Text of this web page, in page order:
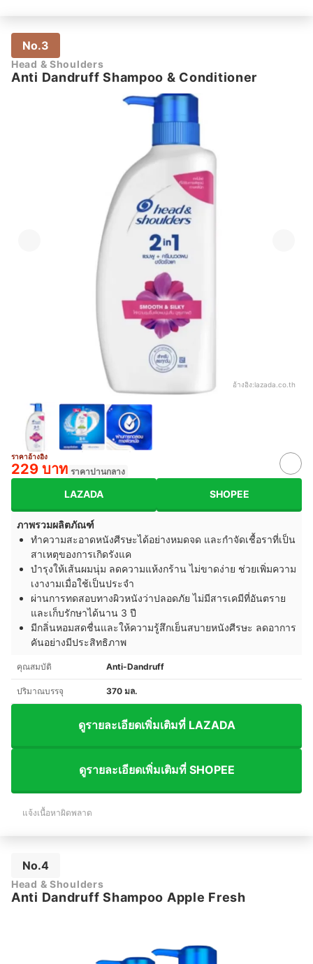
No.3
Head & Shoulders
Anti Dandruff Shampoo & Conditioner
อ้างอิง:lazada.co.th
ราคาอ้างอิง
229 บาท ราคาปานกลาง
LAZADA SHOPEE
ภาพรวมผลิตภัณฑ์
ทำความสะอาดหนังศีรษะได้อย่างหมดจด และกำจัดเชื้อราที่เป็น
สาเหตุของการเกิดรังแค
บำรุงให้เส้นผมนุ่ม ลดความแห้งกร้าน ไม่ขาดง่าย ช่วยเพิ่มความ
เงางามเมื่อใช้เป็นประจำ
ผ่านการทดสอบทางผิวหนังว่าปลอดภัย ไม่มีสารเคมีที่อันตราย
และเก็บรักษาได้นาน 3 ปี
มีกลิ่นหอมสดชื่นและให้ความรู้สึกเย็นสบายหนังศีรษะ ลดอาการ
คันอย่างมีประสิทธิภาพ
คุณสมบัติ Anti-Dandruff
ปริมาณบรรจุ 370 มล.
ดูรายละเอียดเพิ่มเติมที่ LAZADA
ดูรายละเอียดเพิ่มเติมที่ SHOPEE
แจ้งเนื้อหาผิดพลาด
No.4
Head & Shoulders
Anti Dandruff Shampoo Apple Fresh